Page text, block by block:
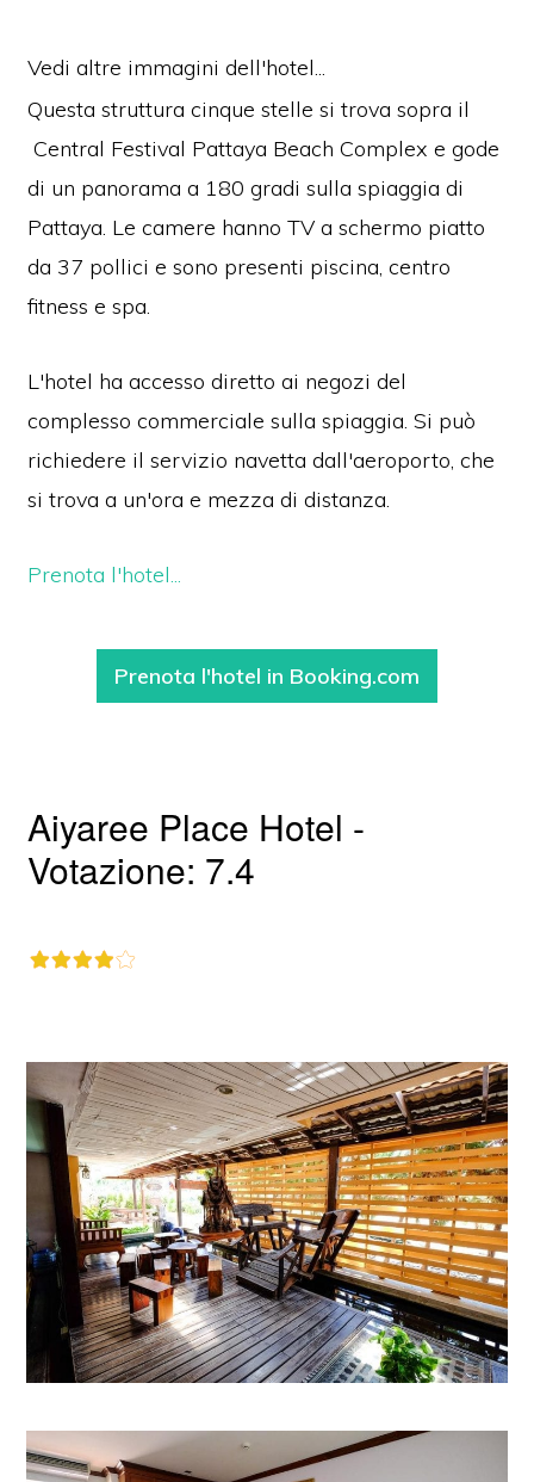
Vedi altre immagini dell'hotel...
Questa struttura cinque stelle si trova sopra il
Central Festival Pattaya Beach Complex e gode
di un panorama a 180 gradi sulla spiaggia di
Pattaya. Le camere hanno TV a schermo piatto
da 37 pollici e sono presenti piscina, centro
fitness e spa.
L'hotel ha accesso diretto ai negozi del
complesso commerciale sulla spiaggia. Si può
richiedere il servizio navetta dall'aeroporto, che
si trova a un'ora e mezza di distanza.
Prenota l'hotel...
Prenota l'hotel in Booking.com
Aiyaree Place Hotel -
Votazione: 7.4